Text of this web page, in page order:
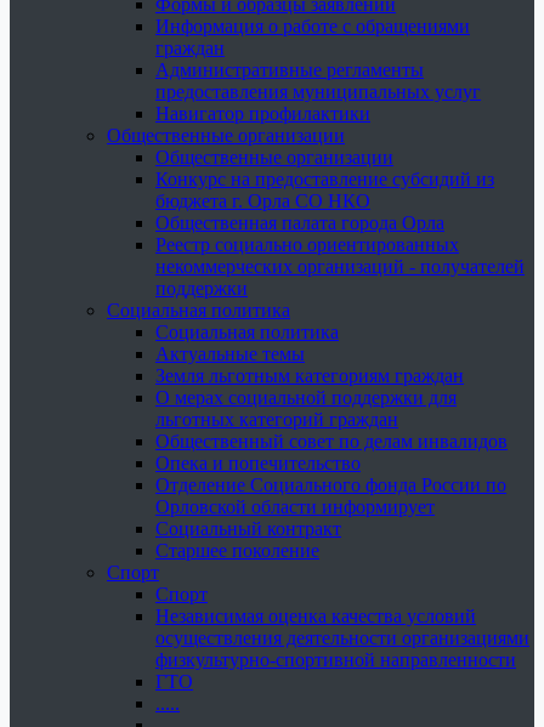
Формы и образцы заявлений
Информация о работе с обращениями
граждан
Административные регламенты
предоставления муниципальных услуг
Навигатор профилактики
Общественные организации
Общественные организации
Конкурс на предоставление субсидий из
бюджета г. Орла СО НКО
Общественная палата города Орла
Реестр социально ориентированных
некоммерческих организаций - получателей
поддержки
Социальная политика
Социальная политика
Актуальные темы
Земля льготным категориям граждан
О мерах социальной поддержки для
льготных категорий граждан
Общественный совет по делам инвалидов
Опека и попечительство
Отделение Социального фонда России по
Орловской области информирует
Социальный контракт
Старшее поколение
Спорт
Спорт
Независимая оценка качества условий
осуществления деятельности организациями
физкультурно-спортивной направленности
ГТО
.....